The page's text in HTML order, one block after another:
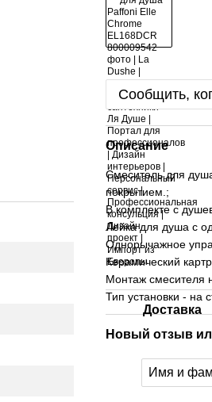
Сообщить,
Описание
Смеситель для
покрытием.;
В комплекте с
Лейка для душа с
Однорычажное
Керамический
Монтаж смесителя
Тип установки - на
Доставка
Новый отзыв